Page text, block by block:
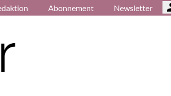
Abonnement Newsletter